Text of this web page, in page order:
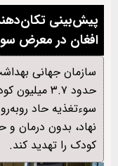
پیش‌بینی
افغان در معرض
حدود ۳.۷
سوءتغذیه حاد
نهاد، بدون درمان
کودک را تهدید کند.